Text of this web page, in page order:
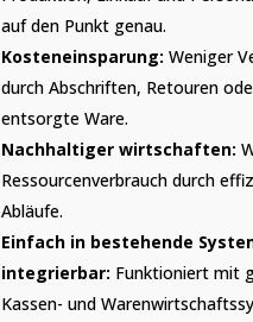
auf den Punkt genau.
Kosteneinsparung: Weniger
durch Abschriften, Retouren
entsorgte Ware.
Nachhaltiger wirtschaften:
Ressourcenverbrauch durch
Abläufe.
Einfach in bestehende
integrierbar: Funktioniert mit
Kassen- und